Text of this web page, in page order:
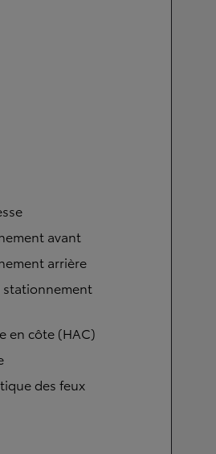
avant
arrière
stationnement
en côte (HAC)
des feux